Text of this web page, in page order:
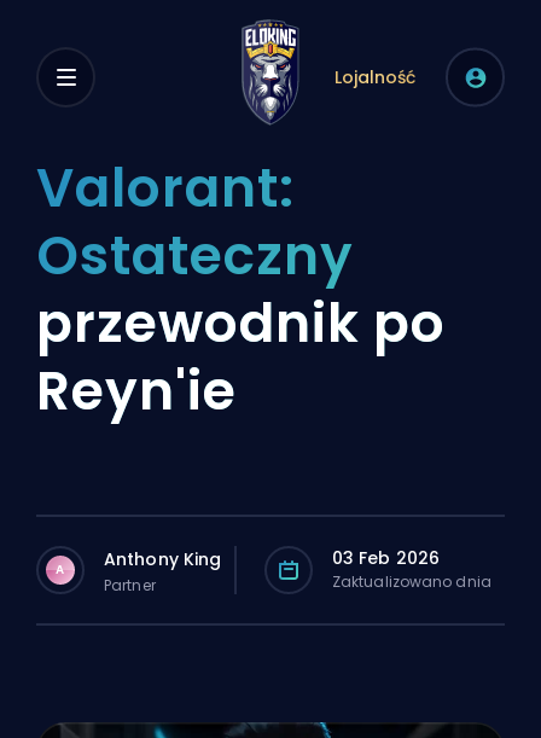
Lojalność
Valorant:
Ostateczny
przewodnik po
Reyn'ie
A Anthony King
Partner
03 Feb 2026
Zaktualizowano dnia